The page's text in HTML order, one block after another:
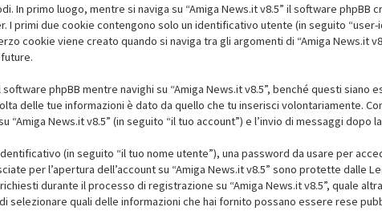
In primo luogo, mentre si naviga su “Amiga News.it v8.5” il software
I primi due cookie contengono solo un identificativo utente (in seguito
cookie viene creato quando si naviga tra gli argomenti di “Amiga
phpBB mentre navighi su “Amiga News.it v8.5”, benché questi
delle tue informazioni è dato da quello che tu inserisci volontariamente.
News.it v8.5” (in seguito “il tuo account”) e l’invio di messaggi dopo
(in seguito “il tuo nome utente”), una password da usare per
per l’apertura dell’account su “Amiga News.it v8.5” sono protette dalle
durante il processo di registrazione su “Amiga News.it v8.5”, quale
selezionare quali delle informazioni che hai fornito possano essere rese